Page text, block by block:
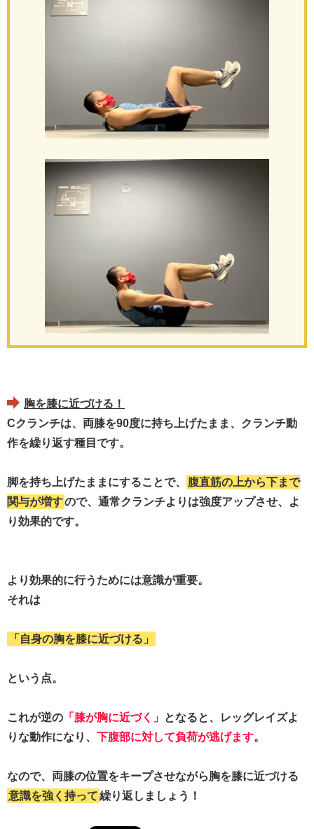
胸を膝に近づける！
Cクランチは、両膝を90度に持ち上げたまま、クランチ動
作を繰り返す種目です。
脚を持ち上げたままにすることで、
腹直筋の上から下まで
関与が増すので、通常クランチよりは強度アップさせ、よ
り効果的です。
より効果的に行うためには意識が重要。
それは
「自身の胸を膝に近づける」
という点。
これが逆の 「膝が胸に近づく」 となると、レッグレイズよ
りな動作になり、 下腹部に対して負荷が逃げます。
なので、両膝の位置をキープさせながら胸を膝に近づける
意識を強く持って繰り返しましょう！